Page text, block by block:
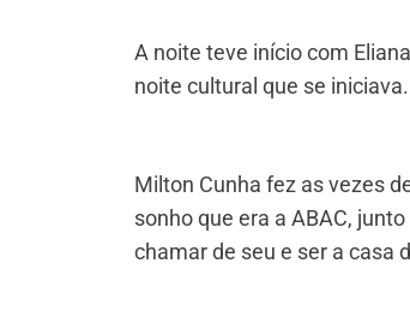
A noite teve início com
noite cultural que se iniciava.
Milton Cunha fez as vezes
sonho que era a ABAC,
chamar de seu e ser a casa